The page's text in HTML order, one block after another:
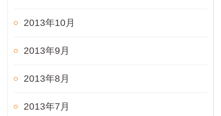
2013年10月
2013年9月
2013年8月
2013年7月